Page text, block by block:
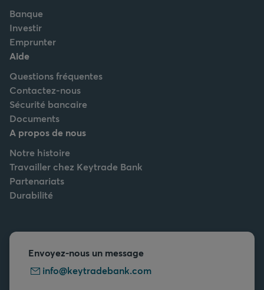
Banque
Investir
Emprunter
Aide
Questions fréquentes
Contactez-nous
Sécurité bancaire
Documents
A propos de nous
Notre histoire
Travailler chez Keytrade Bank
Partenariats
Durabilité
Envoyez-nous un message
info@keytradebank.com